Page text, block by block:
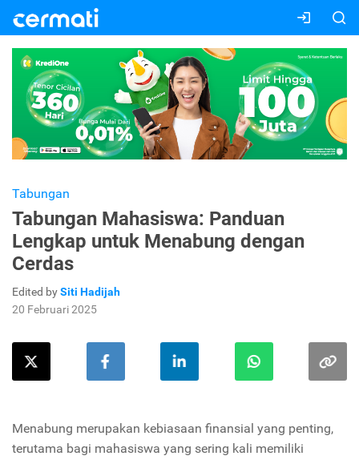
Tabungan
Tabungan Mahasiswa: Panduan
Lengkap untuk Menabung dengan
Cerdas
Edited bySiti Hadijah
20 Februari 2025
Menabung merupakan kebiasaan finansial yang penting,
terutama bagi mahasiswa yang sering kali memiliki